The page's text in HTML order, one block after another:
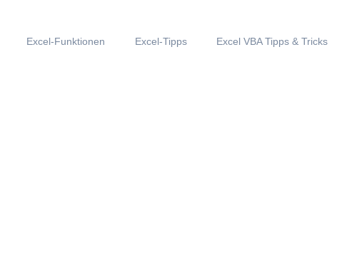
Excel-Funktionen Excel-Tipps Excel VBA Tipps & Tricks